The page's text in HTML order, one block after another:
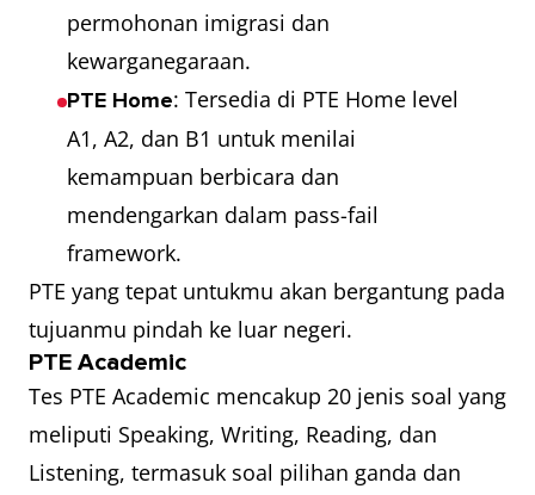
permohonan imigrasi dan
kewarganegaraan.
PTE Home: Tersedia di PTE Home level
A1, A2, dan B1 untuk menilai
kemampuan berbicara dan
mendengarkan dalam pass-fail
framework.
PTE yang tepat untukmu akan bergantung pada
tujuanmu pindah ke luar negeri.
PTE Academic
Tes PTE Academic mencakup 20 jenis soal yang
meliputi Speaking, Writing, Reading, dan
Listening, termasuk soal pilihan ganda dan